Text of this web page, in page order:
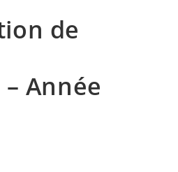
de
Année